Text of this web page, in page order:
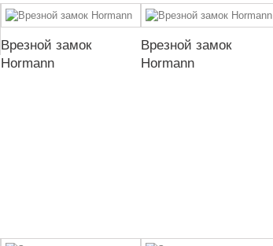
Врезной замок
Hormann
Врезной замок
Hormann